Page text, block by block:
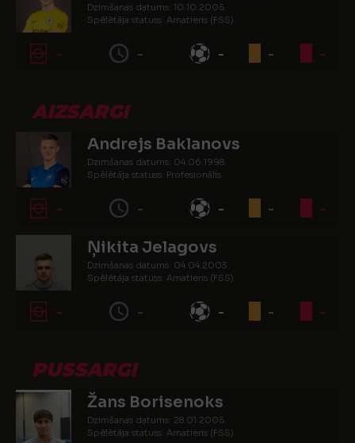
Dzimšanas datums: 10.10.2005.
Spēlētāja statuss: Amatieris (FSS)
- - - - -
AIZSARGI
Andrejs Baklanovs
Dzimšanas datums: 04.06.1998.
Spēlētāja statuss: Profesionālis
- - - - -
Ņikita Jelagovs
Dzimšanas datums: 04.04.2003.
Spēlētāja statuss: Amatieris (FSS)
- - - - -
PUSSARGI
Žans Borisenoks
Dzimšanas datums: 28.01.2005.
Spēlētāja statuss: Amatieris (FSS)